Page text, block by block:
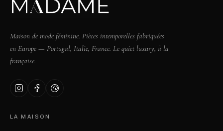
Maison de mode féminine. Pièces intemporelles fabriquées
en Europe — Portugal, Italie, France. Le quiet luxury, à la
française.
LA MAISON